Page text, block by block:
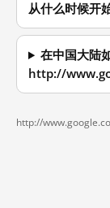
从什么时候开
在中国大陆
http://
http://